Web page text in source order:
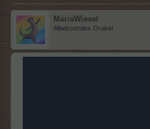
MariaWiesel
Allwissendes Orakel